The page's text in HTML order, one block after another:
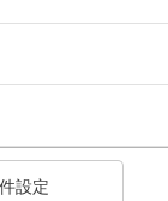
設定